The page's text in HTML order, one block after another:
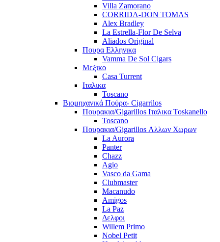
Villa Zamorano
CORRIDA-DON TOMAS
Alex Bradley
La Estrella-Flor De Selva
Aliados Original
Πουρα Ελληνικα
Vamma De Sol Cigars
Μεξικο
Casa Turrent
Ιταλικα
Toscano
Βιομηχανικά Πούρα- Cigarrilos
Πουρακια/Gigarillos Ιταλικα Toskanello
Toscano
Πουρακια/Gigarillos Αλλων Χωρων
La Aurora
Panter
Chazz
Agio
Vasco da Gama
Clubmaster
Macanudo
Amigos
La Paz
Δελφοι
Willem Primo
Nobel Petit